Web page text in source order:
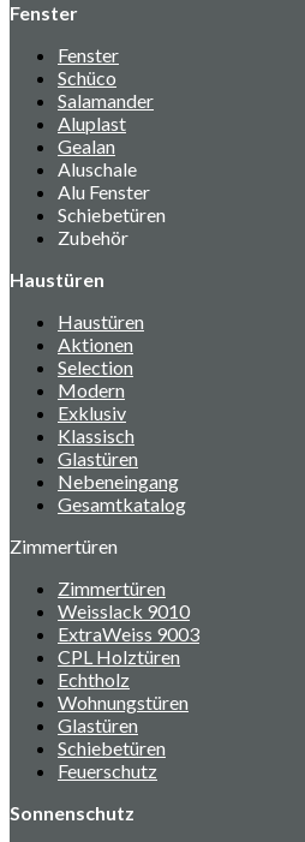
Fenster
Fenster
Schüco
Salamander
Aluplast
Gealan
Aluschale
Alu Fenster
Schiebetüren
Zubehör
Haustüren
Haustüren
Aktionen
Selection
Modern
Exklusiv
Klassisch
Glastüren
Nebeneingang
Gesamtkatalog
Zimmertüren
Zimmertüren
Weisslack 9010
ExtraWeiss 9003
CPL Holztüren
Echtholz
Wohnungstüren
Glastüren
Schiebetüren
Feuerschutz
Sonnenschutz